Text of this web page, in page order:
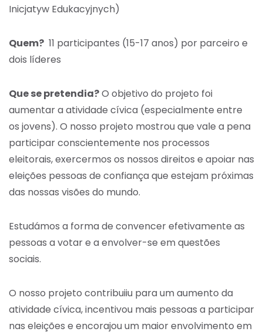
Inicjatyw Edukacyjnych)
Quem? 11 participantes (15-17 anos) por parceiro e
dois líderes
Que se pretendia?O objetivo do projeto foi
aumentar a atividade cívica (especialmente entre
os jovens). O nosso projeto mostrou que vale a pena
participar conscientemente nos processos
eleitorais, exercermos os nossos direitos e apoiar nas
eleições pessoas de confiança que estejam próximas
das nossas visões do mundo.
Estudámos a forma de convencer efetivamente as
pessoas a votar e a envolver-se em questões
sociais.
O nosso projeto contribuiiu para um aumento da
atividade cívica, incentivou mais pessoas a participar
nas eleições e encorajou um maior envolvimento em